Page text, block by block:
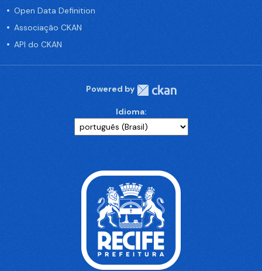
Open Data Definition
Associação CKAN
API do CKAN
Powered by
Idioma